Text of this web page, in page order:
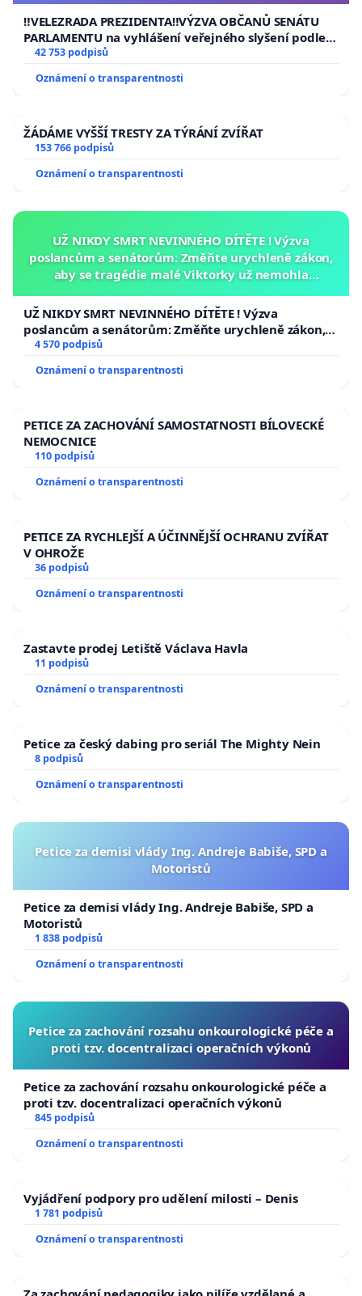
republiky
‼️VELEZRADA PREZIDENTA‼️VÝZVA OBČANŮ SENÁTU
PARLAMENTU na vyhlášení veřejného slyšení podle §
144 jednacího řádu Senátu k návrhu na přijetí
republiky
42 753 podpisů
Oznámení o transparentnosti
ŽÁDÁME VYŠŠÍ TRESTY ZA TÝRÁNÍ ZVÍŘAT
153 766 podpisů
Oznámení o transparentnosti
UŽ NIKDY SMRT NEVINNÉHO DÍTĚTE ! Výzva
poslancům a senátorům: Změňte urychleně zákon,
aby se tragédie malé Viktorky už nemohla
UŽ NIKDY SMRT NEVINNÉHO DÍTĚTE ! Výzva
poslancům a senátorům: Změňte urychleně zákon,
aby se tragédie malé Viktorky už nemohla opakovat!
4 570 podpisů
Oznámení o transparentnosti
PETICE ZA ZACHOVÁNÍ SAMOSTATNOSTI BÍLOVECKÉ
NEMOCNICE
110 podpisů
Oznámení o transparentnosti
PETICE ZA RYCHLEJŠÍ A ÚČINNĚJŠÍ OCHRANU ZVÍŘAT
V OHROŽE
36 podpisů
Oznámení o transparentnosti
Zastavte prodej Letiště Václava Havla
11 podpisů
Oznámení o transparentnosti
Petice za český dabing pro seriál The Mighty Nein
8 podpisů
Oznámení o transparentnosti
Petice za demisi vlády Ing. Andreje Babiše, SPD a
Motoristů
Petice za demisi vlády Ing. Andreje Babiše, SPD a
Motoristů
1 838 podpisů
Oznámení o transparentnosti
Petice za zachování rozsahu onkourologické péče a
proti tzv. docentralizaci operačních výkonů
Petice za zachování rozsahu onkourologické péče a
proti tzv. docentralizaci operačních výkonů
845 podpisů
Oznámení o transparentnosti
Vyjádření podpory pro udělení milosti – Denis
1 781 podpisů
Oznámení o transparentnosti